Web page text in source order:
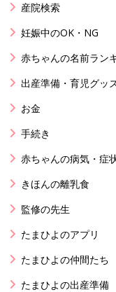
産院検索
妊娠中のOK・NG
赤ちゃんの名前ラン
出産準備・育児グッ
お金
手続き
赤ちゃんの病気・症
きほんの離乳食
監修の先生
たまひよのアプリ
たまひよの仲間たち
たまひよの出産準備